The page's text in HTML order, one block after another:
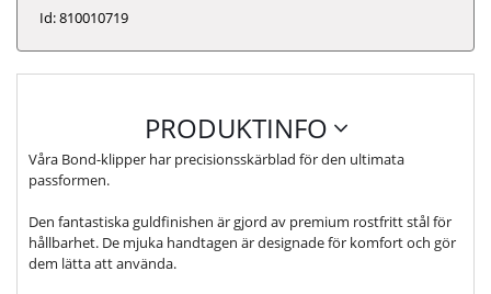
Id: 810010719
PRODUKTINFO
Våra Bond-klipper har precisionsskärblad för den ultimata
passformen.
Den fantastiska guldfinishen är gjord av premium rostfritt stål för
hållbarhet. De mjuka handtagen är designade för komfort och gör
dem lätta att använda.